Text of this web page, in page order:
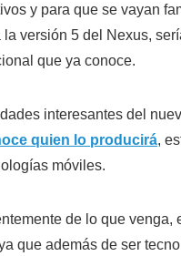
y para que se vayan
versión 5 del Nexus,
que ya conoce.
interesantes del
quien lo producirá,
móviles.
de lo que venga,
que además de ser